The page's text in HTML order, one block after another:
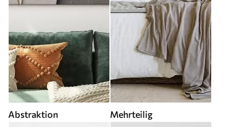
Abstraktion Mehrteilig